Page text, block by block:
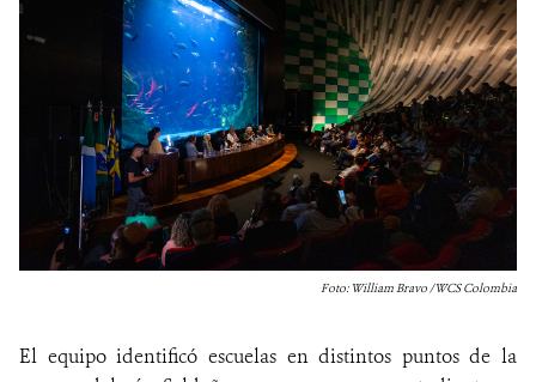
Foto: William Bravo / WCS Colombia
El equipo identificó escuelas en distintos puntos de la